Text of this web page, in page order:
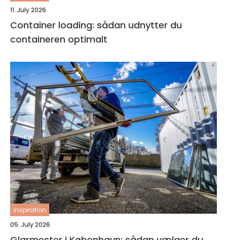
11. July 2026
Container loading: sådan udnytter du
containeren optimalt
inspiration
05. July 2026